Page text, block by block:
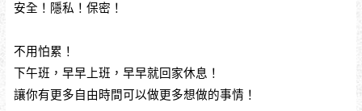
安全！隱私！保密！
不用怕累！
下午班，早早上班，早早就回家休息！
讓你有更多自由時間可以做更多想做的事情！